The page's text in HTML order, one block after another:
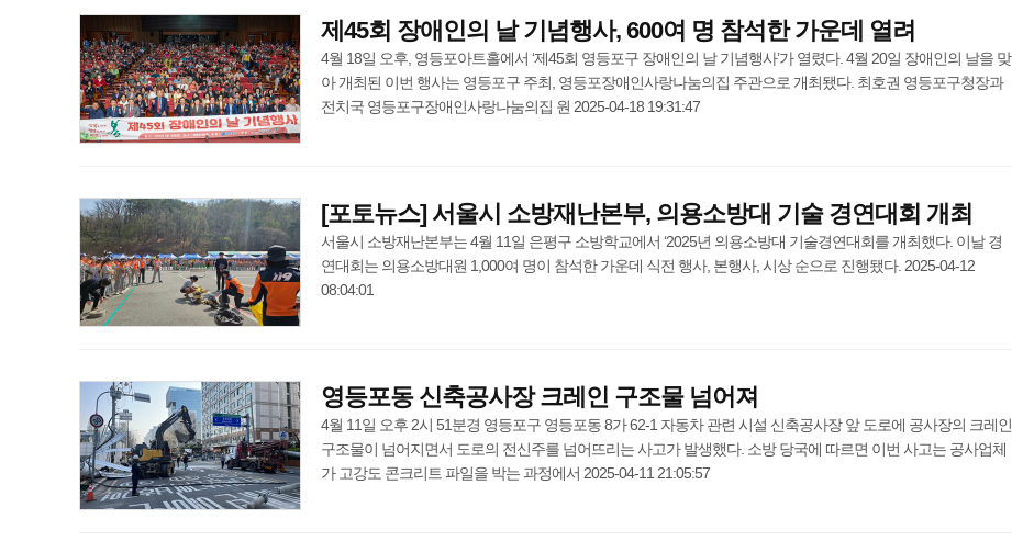
제45회 장애인의 날 기념행사, 600여 명 참석한 가운데 열려
4월 18일 오후, 영등포아트홀에서 ‘제45회 영등포구 장애인의 날 기념행사’가 열렸다. 4월 20일 장애인의 날을 맞
아 개최된 이번 행사는 영등포구 주최, 영등포장애인사랑나눔의집 주관으로 개최됐다. 최호권 영등포구청장과
전치국 영등포구장애인사랑나눔의집 원 2025-04-18 19:31:47
[포토뉴스] 서울시 소방재난본부, 의용소방대 기술 경연대회 개최
서울시 소방재난본부는 4월 11일 은평구 소방학교에서 ‘2025년 의용소방대 기술경연대회를 개최했다. 이날 경
연대회는 의용소방대원 1,000여 명이 참석한 가운데 식전 행사, 본행사, 시상 순으로 진행됐다. 2025-04-12
08:04:01
영등포동 신축공사장 크레인 구조물 넘어져
4월 11일 오후 2시 51분경 영등포구 영등포동 8가 62-1 자동차 관련 시설 신축공사장 앞 도로에 공사장의 크레인
구조물이 넘어지면서 도로의 전신주를 넘어뜨리는 사고가 발생했다. 소방 당국에 따르면 이번 사고는 공사업체
가 고강도 콘크리트 파일을 박는 과정에서 2025-04-11 21:05:57